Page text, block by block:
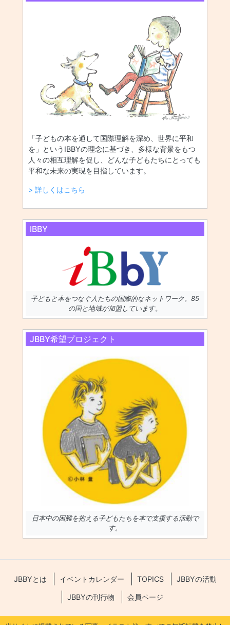
「子どもの本を通して国際理解を深め、世界に平和
を」というIBBYの理念に基づき、多様な背景をもつ
人々の相互理解を促し、どんな子どもたちにとっても
平和な未来の実現を目指しています。
> 詳しくはこちら
IBBY
子どもと本をつなぐ人たちの国際的なネットワーク。85
の国と地域が加盟しています。
JBBY希望プロジェクト
日本中の困難を抱える子どもたちを本で支援する活動で
す。
JBBYとは イベントカレンダー TOPICS JBBYの活動
JBBYの刊行物 会員ページ